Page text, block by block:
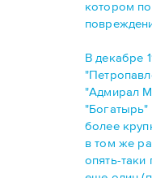
котором
В декабре
"Адмирал
более
в том же
опять-